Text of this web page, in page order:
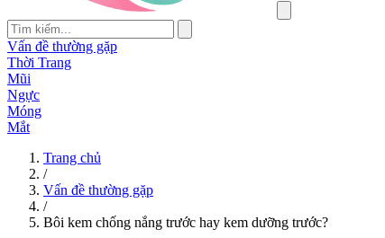
Vấn đề thường gặp
Thời Trang
Mũi
Ngực
Móng
Mắt
Trang chủ
/
Vấn đề thường gặp
/
Bôi kem chống nắng trước hay kem dưỡng trước?